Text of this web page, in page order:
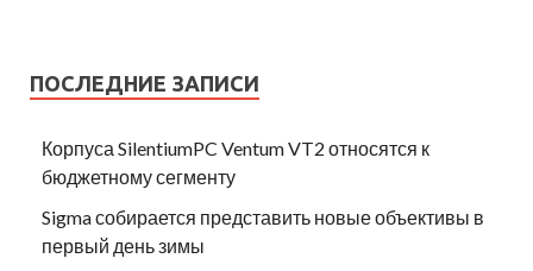
ПОСЛЕДНИЕ ЗАПИСИ
Корпуса SilentiumPC Ventum VT2 относятся к
бюджетному сегменту
Sigma собирается представить новые объективы в
первый день зимы